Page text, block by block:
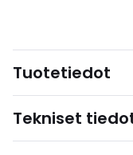
Tuotetiedot
Tekniset